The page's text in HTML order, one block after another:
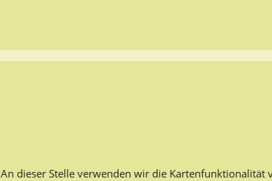
An dieser Stelle verwenden wir die Kartenfunktionalität